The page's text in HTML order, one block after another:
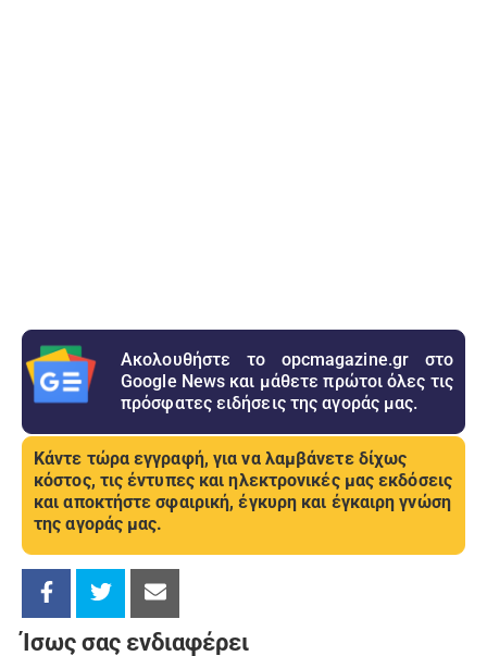
Ακολουθήστε το opcmagazine.gr στο
Google News και μάθετε πρώτοι όλες τις
πρόσφατες ειδήσεις της αγοράς μας.
Κάντε τώρα εγγραφή, για να λαμβάνετε δίχως
κόστος, τις έντυπες και ηλεκτρονικές μας εκδόσεις
και αποκτήστε σφαιρική, έγκυρη και έγκαιρη γνώση
της αγοράς μας.
Ίσως σας ενδιαφέρει